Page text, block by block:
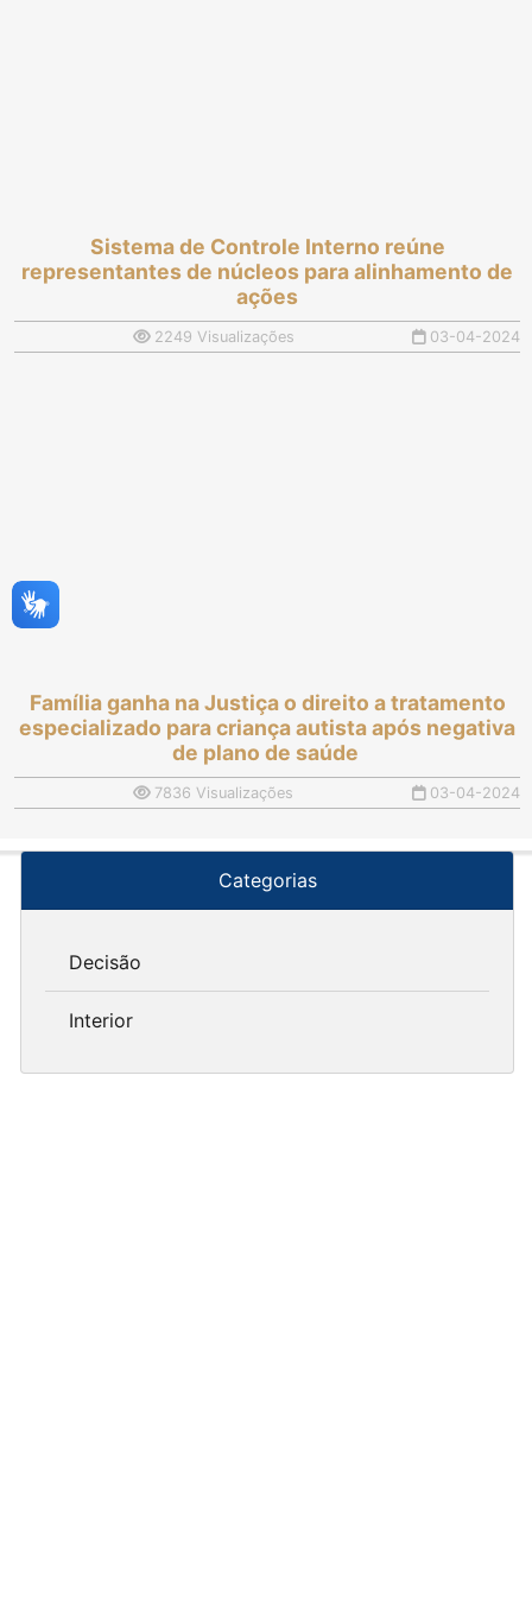
Sistema de Controle Interno reúne
representantes de núcleos para alinhamento de
ações
2249 Visualizações 03-04-2024
Família ganha na Justiça o direito a tratamento
especializado para criança autista após negativa
de plano de saúde
7836 Visualizações 03-04-2024
Categorias
Decisão
Interior